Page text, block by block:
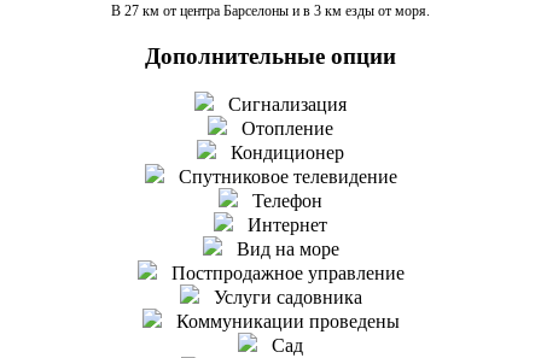
В 27 км от центра Барселоны и в 3 км езды от моря.
Дополнительные опции
Сигнализация
Отопление
Кондиционер
Спутниковое телевидение
Телефон
Интернет
Вид на море
Постпродажное управление
Услуги садовника
Коммуникации проведены
Сад